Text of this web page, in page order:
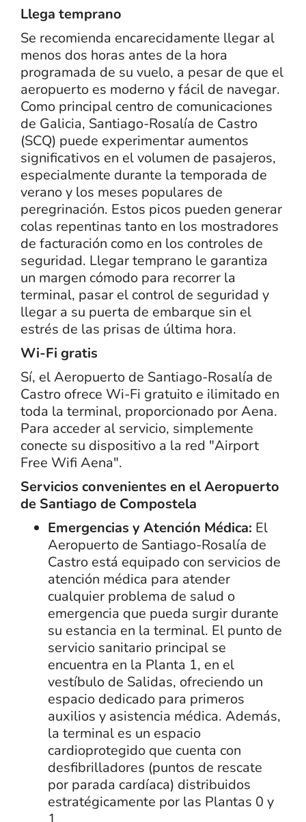
Llega temprano
Se recomienda encarecidamente llegar al
menos dos horas antes de la hora
programada de su vuelo, a pesar de que el
aeropuerto es moderno y fácil de navegar.
Como principal centro de comunicaciones
de Galicia, Santiago-Rosalía de Castro
(SCQ) puede experimentar aumentos
significativos en el volumen de pasajeros,
especialmente durante la temporada de
verano y los meses populares de
peregrinación. Estos picos pueden generar
colas repentinas tanto en los mostradores
de facturación como en los controles de
seguridad. Llegar temprano le garantiza
un margen cómodo para recorrer la
terminal, pasar el control de seguridad y
llegar a su puerta de embarque sin el
estrés de las prisas de última hora.
Wi-Fi gratis
Sí, el Aeropuerto de Santiago-Rosalía de
Castro ofrece Wi-Fi gratuito e ilimitado en
toda la terminal, proporcionado por Aena.
Para acceder al servicio, simplemente
conecte su dispositivo a la red "Airport
Free Wifi Aena".
Servicios convenientes en el Aeropuerto
de Santiago de Compostela
Emergencias y Atención Médica: El
Aeropuerto de Santiago-Rosalía de
Castro está equipado con servicios de
atención médica para atender
cualquier problema de salud o
emergencia que pueda surgir durante
su estancia en la terminal. El punto de
servicio sanitario principal se
encuentra en la Planta 1, en el
vestíbulo de Salidas, ofreciendo un
espacio dedicado para primeros
auxilios y asistencia médica. Además,
la terminal es un espacio
cardioprotegido que cuenta con
desfibrilladores (puntos de rescate
por parada cardíaca) distribuidos
estratégicamente por las Plantas 0 y